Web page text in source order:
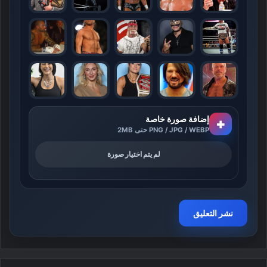
+ إضافة صورة خاصة
PNG / JPG / WEBP حتى 2MB
لم يتم اختيار صورة